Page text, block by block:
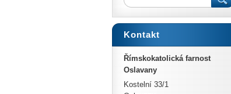
Kontakt
Římskokatolická farnost
Oslavany
Kostelní 33/1